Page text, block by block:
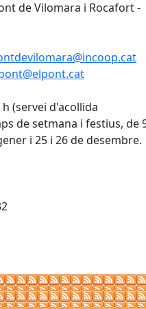
de Vilomara i Rocafort -
(servei d'acollida
de setmana i festius, de
i 25 i 26 de desembre.